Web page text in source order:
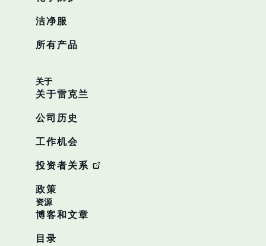
洁净服
所有产品
关于
关于雷克兰
公司历史
工作机会
投资者关系
政策
资源
博客和文章
目录